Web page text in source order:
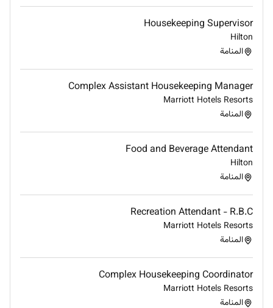
Housekeeping Supervisor
Hilton
المنامة
Complex Assistant Housekeeping Manager
Marriott Hotels Resorts
المنامة
Food and Beverage Attendant
Hilton
المنامة
Recreation Attendant - R.B.C
Marriott Hotels Resorts
المنامة
Complex Housekeeping Coordinator
Marriott Hotels Resorts
المنامة